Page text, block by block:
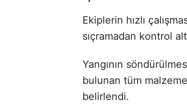
Ekiplerin hızlı
sıçramadan kontrol
Yangının
bulunan tüm
belirlendi.